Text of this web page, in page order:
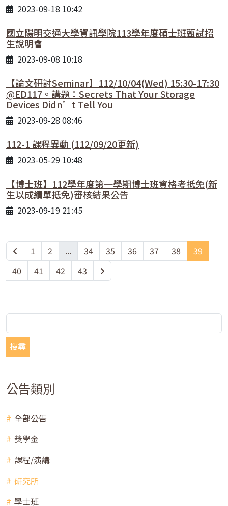
2023-09-18 10:42
國立陽明交通大學資訊學院113學年度碩士班甄試招
生說明會
2023-09-08 10:18
【論文研討Seminar】112/10/04(Wed) 15:30-17:30
@ED117。講題：Secrets That Your Storage
Devices Didn’t Tell You
2023-09-28 08:46
112-1 課程異動 (112/09/20更新)
2023-05-29 10:48
【博士班】112學年度第一學期博士班資格考抵免(新
生以成績單抵免)審核結果公告
2023-09-19 21:45
1 2 ... 34 35 36 37 38
39
40
41 42 43
搜尋
公告類別
全部公告
獎學金
課程/演講
研究所
學士班